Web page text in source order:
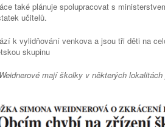
také plánuje spolupracovat s
učitelů.
k vylidňování venkova a jsou tři děti na
skupinu
mají školky v některých